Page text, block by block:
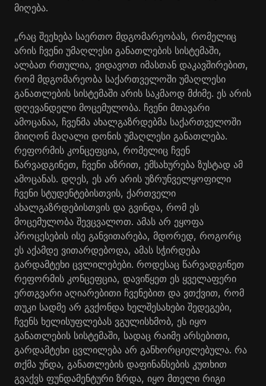
მიღება.
„რაც შეეხება საერთო მდგომარეობას, რომელიც
არის ჩვენი უმაღლესი განათლების სისტემაში,
ალბათ რთულია, ვიდავოთ იმასთან დაკავშირებით,
რომ მდგომარეობა საქართველოში უმაღლესი
განათლების სისტემაში არის საკმაოდ მძიმე. ეს არის
დღევანდელი მოცემულობა. ჩვენი მთავარი
ამოცანაა, ჩვენმა ახალგაზრდებმა საქართველოში
მიიღონ მაღალი დონის უმაღლესი განათლება.
რეფორმის კონცეფცია, რომელიც ჩვენ
წარვადგინეთ, ჩვენი აზრით, ემსახურება ზუსტად ამ
ამოცანას. დღეს, ეს არ არის უზრუნველყოფილი
ჩვენი სტუდენტებისთვის, ქართველი
ახალგაზრდებისთვის და გვინდა, რომ ეს
მოცემულობა შევცვალოთ. ამას არ ეყოფა
პროცესების ისე განვითარება, მდორედ, როგორც
ეს აქამდე ვითარდებოდა, ამას სჭირდება
გარდამტეხი ცვლილებები. როდესაც წარვადგინეთ
რეფორმის კონცეფცია, დავიწყეთ ეს ყველაფერი
ერთგვარი აღიარებითი ჩვენებით და ვთქვით, რომ
თუკი სადმე არ გვქონდა ხელშესახები შედეგები,
ჩვენს ხელისუფლებას ვგულისხმობ, ეს იყო
განათლების სისტემაში, სადაც რაიმე არსებითი,
გარდამტეხი ცვლილება არ განხორციელებულა. რა
თქმა უნდა, განათლების დაფინანსების კუთხით
გვაქვს ფუნდამენტური ზრდა, იყო მთელი რიგი